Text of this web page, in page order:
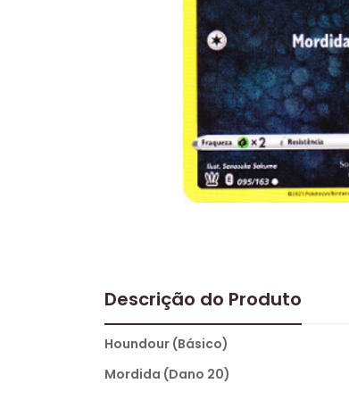
Descrição do Produto
Houndour (Básico)
Mordida (Dano 20)